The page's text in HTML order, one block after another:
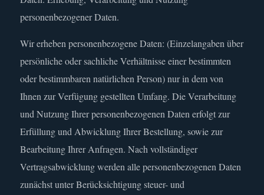
personenbezogener Daten.
Wir erheben personenbezogene Daten: (Einzelangaben über
persönliche oder sachliche Verhältnisse einer bestimmten
oder bestimmbaren natürlichen Person) nur in dem von
Ihnen zur Verfügung gestellten Umfang. Die Verarbeitung
und Nutzung Ihrer personenbezogenen Daten erfolgt zur
Erfüllung und Abwicklung Ihrer Bestellung, sowie zur
Bearbeitung Ihrer Anfragen. Nach vollständiger
Vertragsabwicklung werden alle personenbezogenen Daten
zunächst unter Berücksichtigung steuer- und